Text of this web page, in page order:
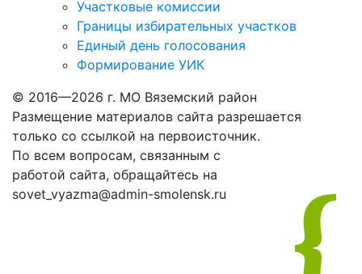
Участковые комиссии
Границы избирательных участков
Единый день голосования
Формирование УИК
© 2016—2026 г. МО Вяземский район
Размещение материалов сайта разрешается
только со ссылкой на первоисточник.
По всем вопросам, связанным с
работой сайта, обращайтесь на
sovet_vyazma@admin-smolensk.ru